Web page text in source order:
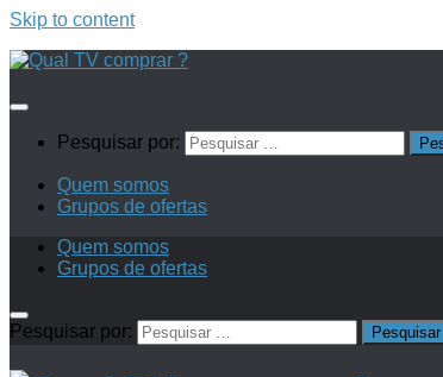
Skip to content
Pesquisar por:
Quem somos
Grupos de ofertas
Quem somos
Grupos de ofertas
Pesquisar por: